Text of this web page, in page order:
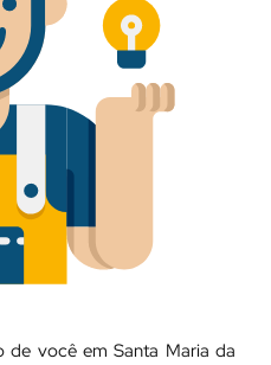
de você em Santa Maria da